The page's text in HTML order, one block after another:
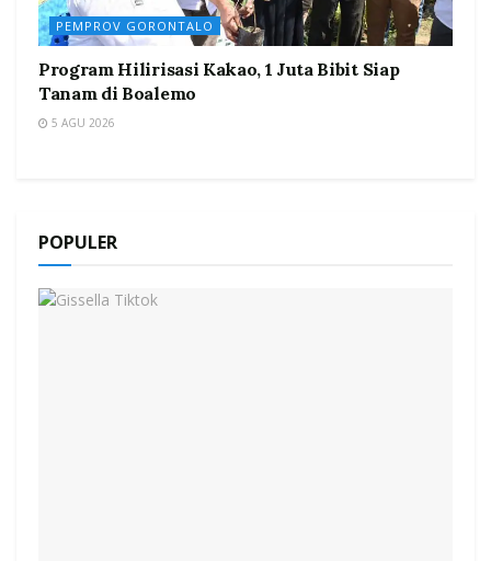
PEMPROV GORONTALO
Program Hilirisasi Kakao, 1 Juta Bibit Siap
Tanam di Boalemo
5 AGU 2026
POPULER